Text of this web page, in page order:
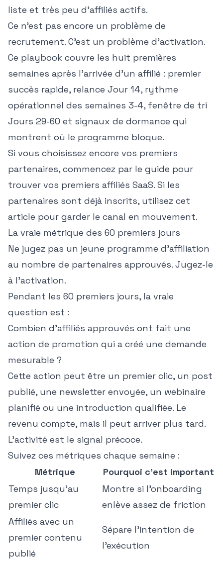
liste et très peu d'affiliés actifs.
Ce n'est pas encore un problème de
recrutement. C'est un problème d'activation.
Ce playbook couvre les huit premières
semaines après l'arrivée d'un affilié : premier
succès rapide, relance Jour 14, rythme
opérationnel des semaines 3-4, fenêtre de tri
Jours 29-60 et signaux de dormance qui
montrent où le programme bloque.
Si vous choisissez encore vos premiers
partenaires, commencez par le guide pour
trouver vos premiers affiliés SaaS. Si les
partenaires sont déjà inscrits, utilisez cet
article pour garder le canal en mouvement.
La vraie métrique des 60 premiers jours
Ne jugez pas un jeune programme d'affiliation
au nombre de partenaires approuvés. Jugez-le
à l'activation.
Pendant les 60 premiers jours, la vraie
question est :
Combien d'affiliés approuvés ont fait une
action de promotion qui a créé une demande
mesurable ?
Cette action peut être un premier clic, un post
publié, une newsletter envoyée, un webinaire
planifié ou une introduction qualifiée. Le
revenu compte, mais il peut arriver plus tard.
L'activité est le signal précoce.
Suivez ces métriques chaque semaine :
Métrique
Pourquoi c'est important
Temps jusqu'au
premier clic
Montre si l'onboarding
enlève assez de friction
Affiliés avec un
premier contenu
publié
Sépare l'intention de
l'exécution